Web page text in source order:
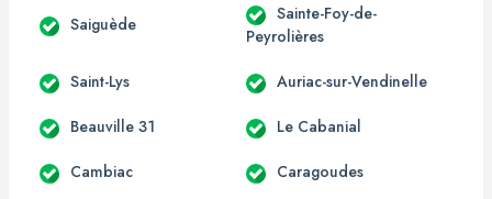
Saiguède
Sainte-Foy-de-
Peyrolières
Saint-Lys Auriac-sur-Vendinelle
Beauville 31 Le Cabanial
Cambiac Caragoudes